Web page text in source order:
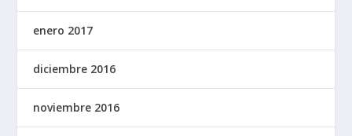
enero 2017
diciembre 2016
noviembre 2016